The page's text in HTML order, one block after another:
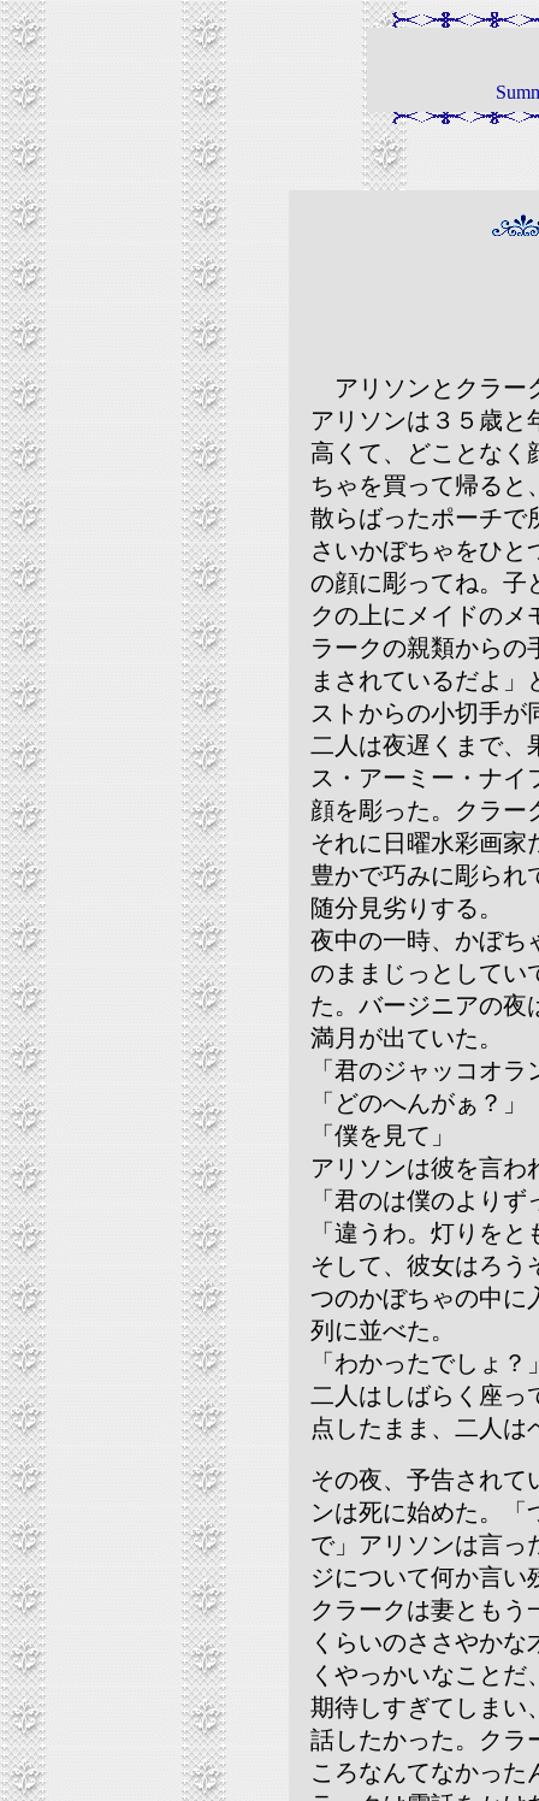
アリソンとクラー
アリソンは３５歳と
高くて、どことなく
ちゃを買って帰ると
散らばったポーチで
さいかぼちゃをひと
の顔に彫ってね。子
クの上にメイドのメ
ラークの親類からの
まされているだよ
ストからの小切手が
二人は夜遅くまで、
ス・アーミー・ナイ
顔を彫った。クラー
それに日曜水彩画家
豊かで巧みに彫られ
随分見劣りする。
夜中の一時、かぼち
のままじっとしてい
た。バージニアの夜
満月が出ていた。
「君のジャッコオ
「どのへんがぁ？」
「僕を見て」
アリソンは彼を言わ
「君のは僕のよりず
「違うわ。灯りを
そして、彼女はろう
つのかぼちゃの中に
列に並べた。
「わかったでしょ？
二人はしばらく座っ
点したまま、二人は
その夜、予告されて
ンは死に始めた。「
で」アリソンは言っ
ジについて何か言い
クラークは妻ともう
くらいのささやか
くやっかいなこと
期待しすぎてしまい
話したかった。クラ
ころなんてなかった